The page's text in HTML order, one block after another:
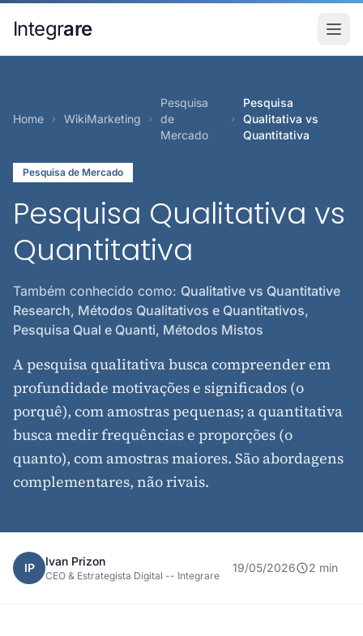
Integrare
Home WikiMarketing
Pesquisa
de
Mercado
Pesquisa
Qualitativa vs
Quantitativa
Pesquisa de Mercado
Pesquisa Qualitativa vs
Quantitativa
Também conhecido como: Qualitative vs Quantitative
Research, Métodos Qualitativos e Quantitativos,
Pesquisa Qual e Quanti, Métodos Mistos
A pesquisa qualitativa busca compreender em
profundidade motivações e significados (o
porquê), com amostras pequenas; a quantitativa
busca medir frequências e proporções (o
quanto), com amostras maiores. São abordagens
complementares, não rivais.
IP Ivan Prizon
CEO & Estrategista Digital -- Integrare
19/05/2026 2 min